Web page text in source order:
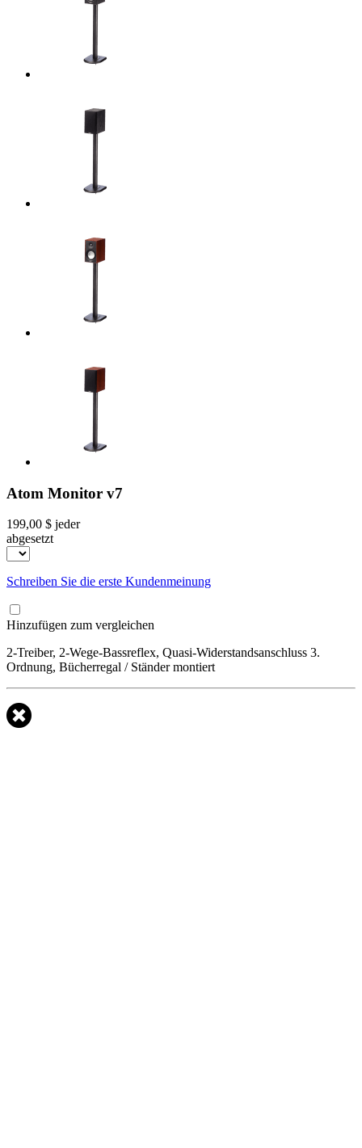
Atom Monitor v7
199,00 $ jeder
abgesetzt
Schreiben Sie die erste Kundenmeinung
Hinzufügen zum vergleichen
2-Treiber, 2-Wege-Bassreflex, Quasi-Widerstandsanschluss 3.
Ordnung, Bücherregal / Ständer montiert